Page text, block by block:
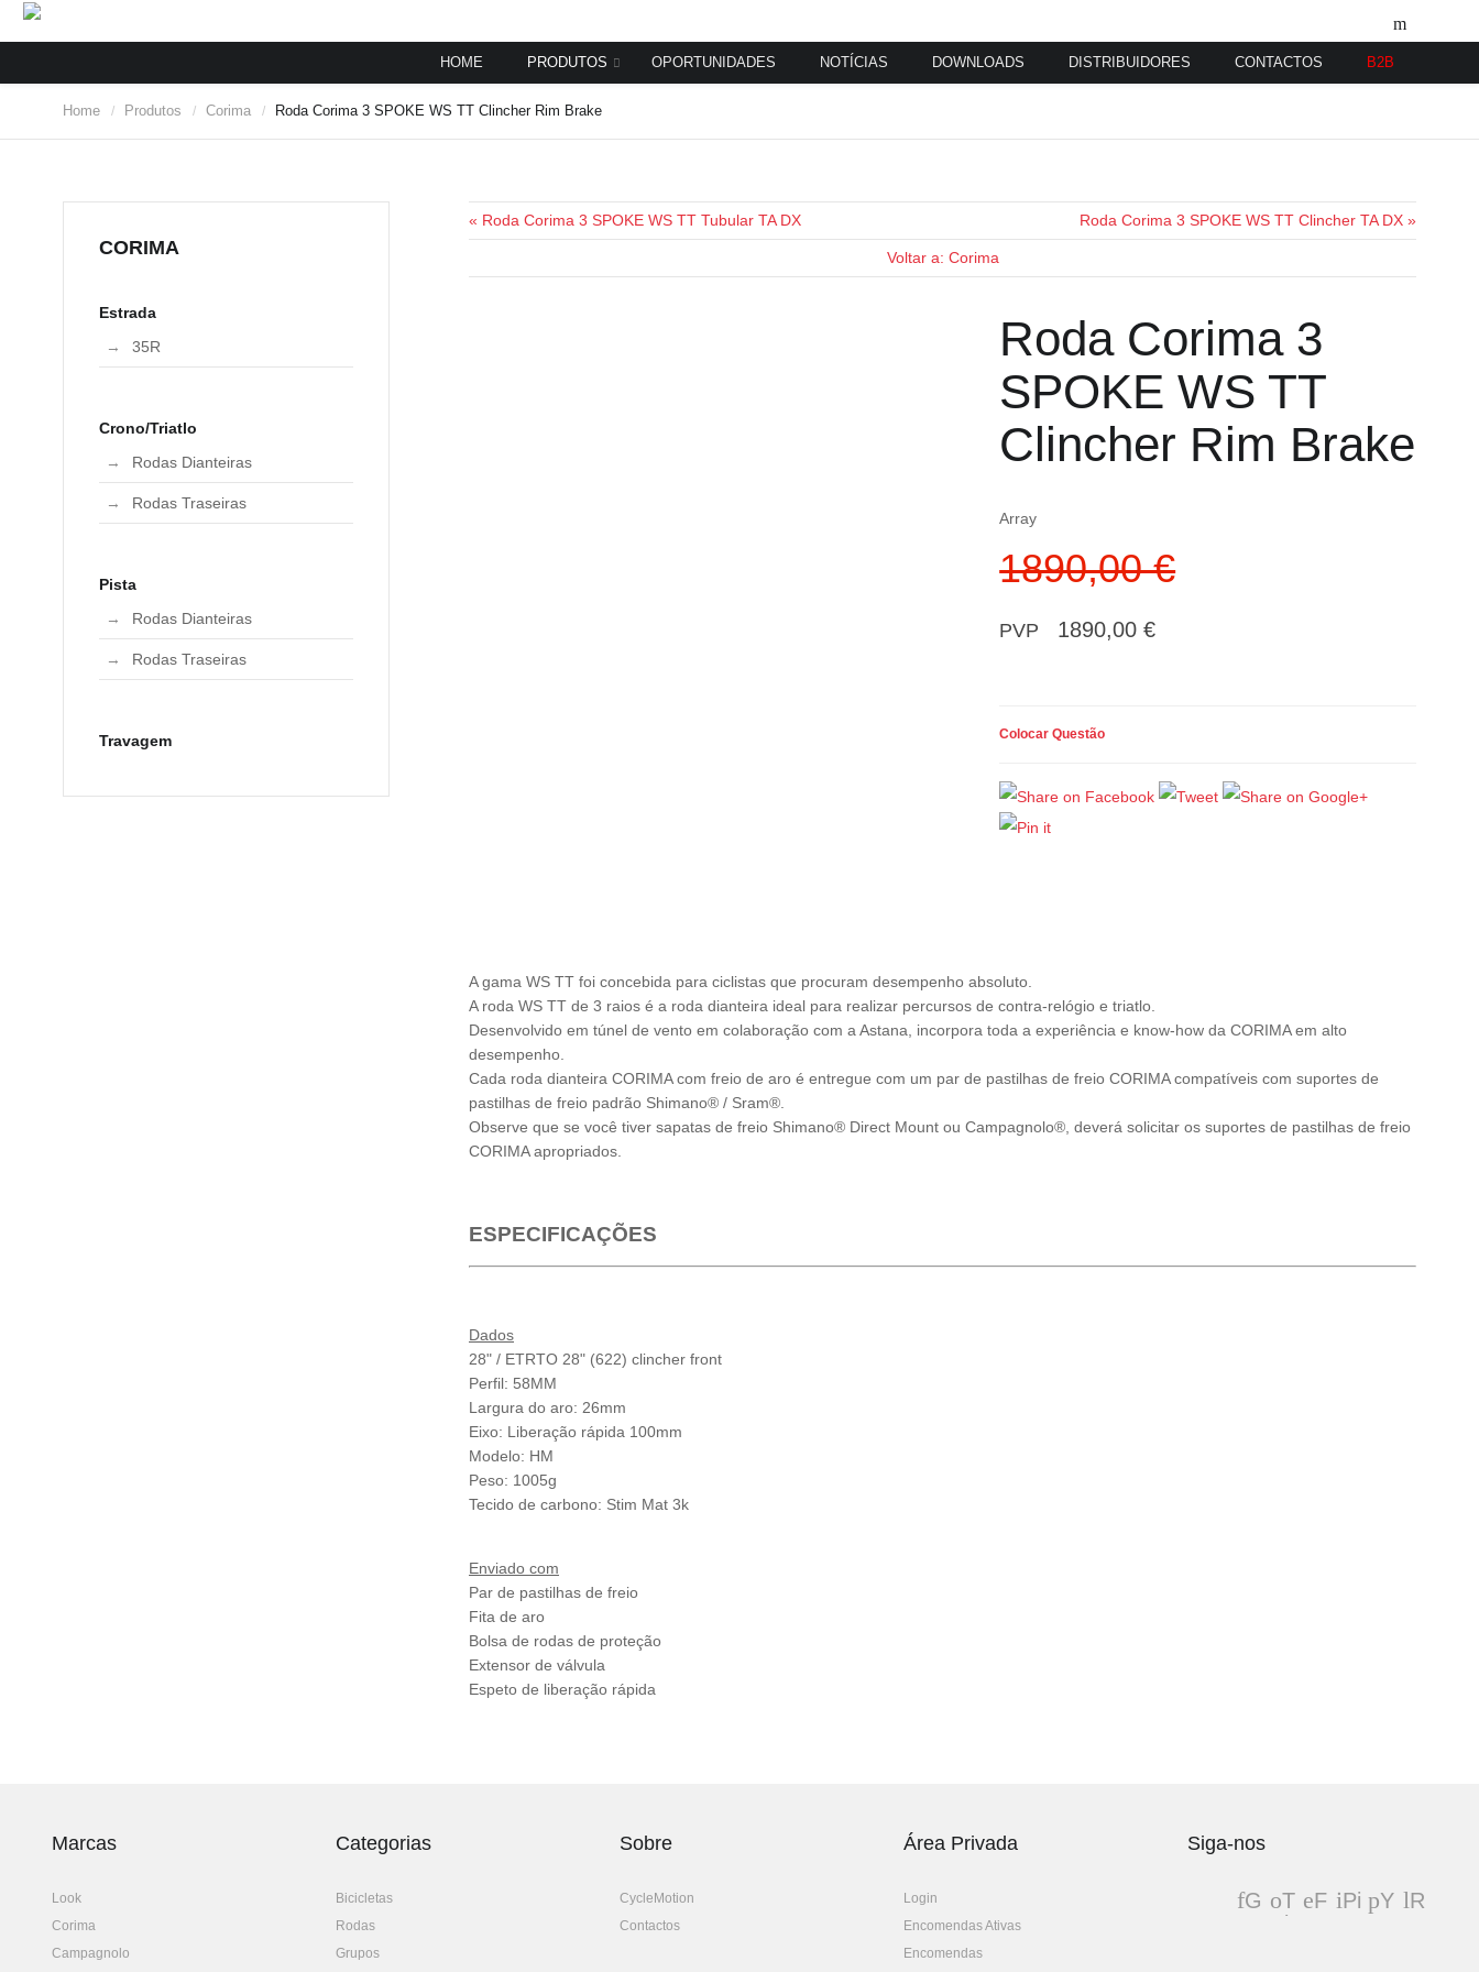
HOME PRODUTOS OPORTUNIDADES NOTÍCIAS DOWNLOADS DISTRIBUIDORES CONTACTOS B2B
Home / Produtos / Corima / Roda Corima 3 SPOKE WS TT Clincher Rim Brake
« Roda Corima 3 SPOKE WS TT Tubular TA DX Roda Corima 3 SPOKE WS TT Clincher TA DX »
Voltar a: Corima
Roda Corima 3
SPOKE WS TT
Clincher Rim Brake
Array
1890,00 €
PVP 1890,00 €
Colocar Questão
A gama WS TT foi concebida para ciclistas que procuram desempenho absoluto.
A roda WS TT de 3 raios é a roda dianteira ideal para realizar percursos de contra-relógio e triatlo.
Desenvolvido em túnel de vento em colaboração com a Astana, incorpora toda a experiência e know-how da CORIMA em alto
desempenho.
Cada roda dianteira CORIMA com freio de aro é entregue com um par de pastilhas de freio CORIMA compatíveis com suportes de
pastilhas de freio padrão Shimano® / Sram®.
Observe que se você tiver sapatas de freio Shimano® Direct Mount ou Campagnolo®, deverá solicitar os suportes de pastilhas de freio
CORIMA apropriados.
ESPECIFICAÇÕES
Dados
28" / ETRTO 28" (622) clincher front
Perfil: 58MM
Largura do aro: 26mm
Eixo: Liberação rápida 100mm
Modelo: HM
Peso: 1005g
Tecido de carbono: Stim Mat 3k
Enviado com
Par de pastilhas de freio
Fita de aro
Bolsa de rodas de proteção
Extensor de válvula
Espeto de liberação rápida
CORIMA
Estrada
35R
Crono/Triatlo
Rodas Dianteiras
Rodas Traseiras
Pista
Rodas Dianteiras
Rodas Traseiras
Travagem
Marcas
Look
Corima
Campagnolo
Categorias
Bicicletas
Rodas
Grupos
Sobre
CycleMotion
Contactos
Área Privada
Login
Encomendas Ativas
Encomendas
Siga-nos
G
T
wit
F
Pi
Y
R